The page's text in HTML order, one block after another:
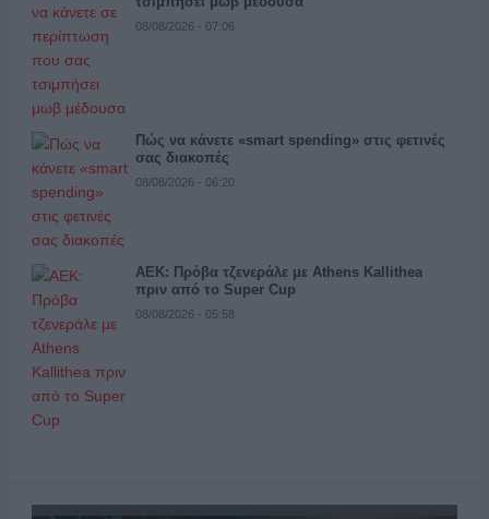
08/08/2026 - 07:06
Πώς να κάνετε «smart spending» στις φετινές
σας διακοπές
08/08/2026 - 06:20
ΑΕΚ: Πρόβα τζενεράλε με Athens Kallithea
πριν από το Super Cup
08/08/2026 - 05:58